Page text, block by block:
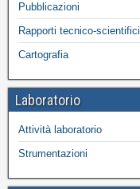
Pubblicazioni
Rapporti tecnico-scientifici
Cartografia
Laboratorio
Attività laboratorio
Strumentazioni